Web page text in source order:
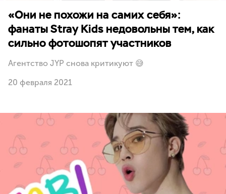
«Они не похожи на самих себя»:
фанаты Stray Kids недовольны тем, как
сильно фотошопят участников
Агентство JYP снова критикуют 😅
20 февраля 2021